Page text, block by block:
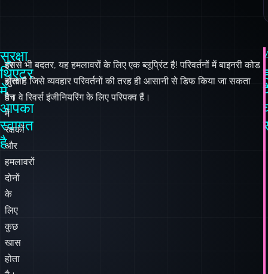
आपका
स्वागत
है
में
रक्षकों
और
हमलावरों
दोनों
के
कुछ
खास
होता
हर
“फिक्स”
के